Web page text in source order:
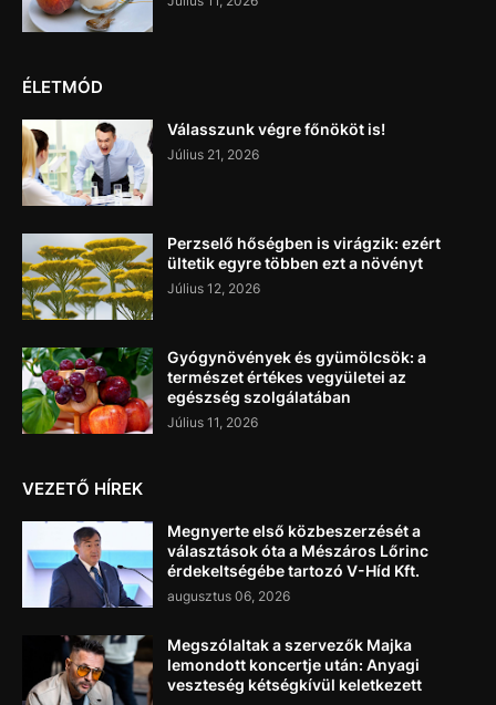
ÉLETMÓD
Válasszunk végre főnököt is!
Július 21, 2026
Perzselő hőségben is virágzik: ezért
ültetik egyre többen ezt a növényt
Július 12, 2026
Gyógynövények és gyümölcsök: a
természet értékes vegyületei az
egészség szolgálatában
Július 11, 2026
VEZETŐ HÍREK
Megnyerte első közbeszerzését a
választások óta a Mészáros Lőrinc
érdekeltségébe tartozó V-Híd Kft.
augusztus 06, 2026
Megszólaltak a szervezők Majka
lemondott koncertje után: Anyagi
veszteség kétségkívül keletkezett